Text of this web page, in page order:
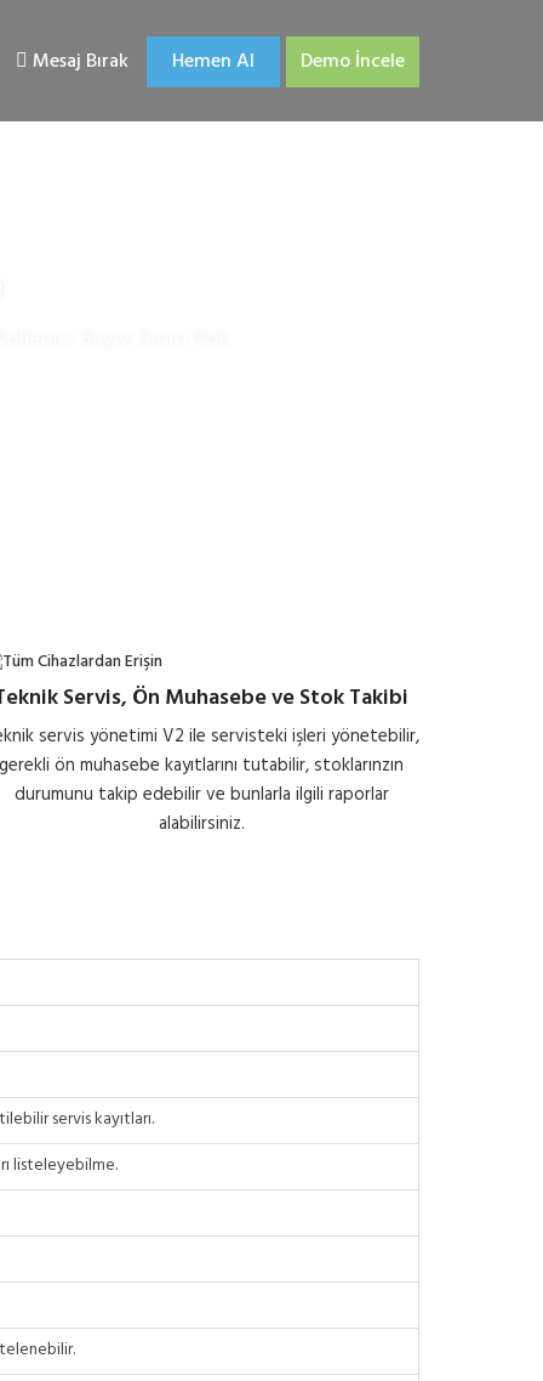
Mesaj Bırak Hemen Al Demo İncele
Servis, Ön Muhasebe ve Stok Takibi
servis yönetimi V2 ile servisteki işleri yönetebilir,
gerekli ön muhasebe kayıtlarını tutabilir, stoklarınzın
durumunu takip edebilir ve bunlarla ilgili raporlar
alabilirsiniz.
servis kayıtları.
listeleyebilme.